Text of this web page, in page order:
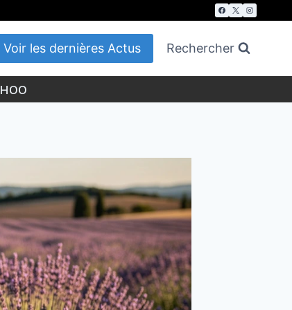
Voir les dernières Actus Rechercher